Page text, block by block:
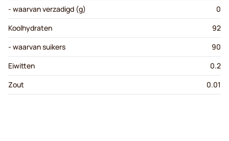
- waarvan verzadigd (g)
0
Koolhydraten
92
- waarvan suikers
90
Eiwitten
0.2
Zout
0.01